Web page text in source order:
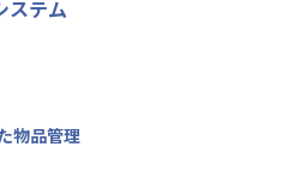
ステム
物品管理